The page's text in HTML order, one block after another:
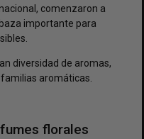
comenzaron a
importante para
diversidad de aromas,
aromáticas.
florales